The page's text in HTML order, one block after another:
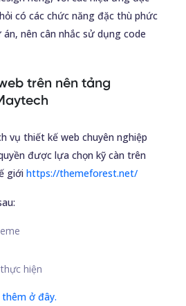
có các chức năng đặc thù phức
nên cân nhắc sử dụng code
trên nên tảng
vụ thiết kế web chuyên nghiệp
được lựa chọn kỹ càn trên
giớihttps://themeforest.net/
hiện
ở đây.